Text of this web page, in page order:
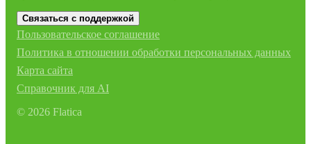
Связаться с поддержкой
Пользовательское соглашение
Политика в отношении обработки персональных данных
Карта сайта
Справочник для AI
© 2026 Flatica